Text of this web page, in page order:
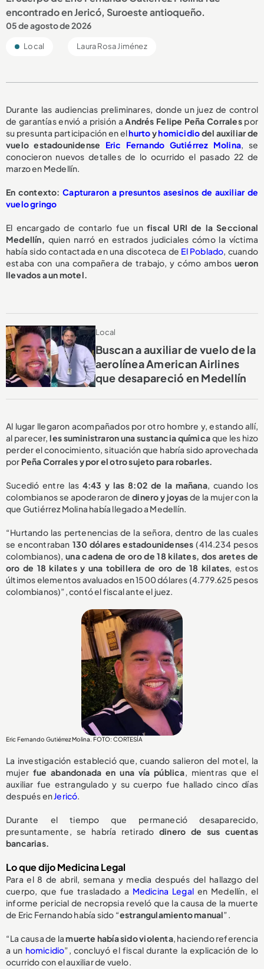
encontrado en Jericó, Suroeste antioqueño.
05 de agosto de 2026
Local Laura Rosa Jiménez
Durante las audiencias preliminares, donde un juez de control
de garantías envió a prisión aAndrés Felipe Peña Corralespor
su presunta participación en elhurtoyhomicidiodel auxiliar de
vuelo estadounidense Eric Fernando Gutiérrez Molina, se
conocieron nuevos detalles de lo ocurrido el pasado 22 de
marzo en Medellín.
En contexto: Capturaron a presuntos asesinos de auxiliar de
vuelo gringo
El encargado de contarlo fue unfiscal URI de la Seccional
Medellín, quien narró en estrados judiciales cómo la víctima
había sido contactada en una discoteca de El Poblado, cuando
estaba con una compañera de trabajo, y cómo ambos ueron
llevados a un motel.
Local
Buscan a auxiliar de vuelo de la
aerolínea American Airlines
que desapareció en Medellín
Al lugar llegaron acompañados por otro hombre y, estando allí,
al parecer,les suministraron una sustancia químicaque les hizo
perder el conocimiento, situación que habría sido aprovechada
por Peña Corrales y por el otro sujeto para robarles.
Sucedió entre las 4:43 y las 8:02 de la mañana, cuando los
colombianos se apoderaron dedinero y joyasde la mujer con la
que Gutiérrez Molina había llegado a Medellín.
“Hurtando las pertenencias de la señora, dentro de las cuales
se encontraban 130 dólares estadounidenses (414.234 pesos
colombianos),una cadena de oro de 18 kilates, dos aretes de
oro de 18 kilates y una tobillera de oro de 18 kilates, estos
últimos elementos avaluados en 1500 dólares (4.779.625 pesos
colombianos)”, contó el fiscal ante el juez.
Eric Fernando Gutiérrez Molina. FOTO: CORTESÍA
La investigación estableció que, cuando salieron del motel, la
mujer fue abandonada en una vía pública, mientras que el
auxiliar fue estrangulado y su cuerpo fue hallado cinco días
después enJericó.
Durante el tiempo que permaneció desaparecido,
presuntamente, se habría retirado dinero de sus cuentas
bancarias.
Lo que dijo Medicina Legal
Para el 8 de abril, semana y media después del hallazgo del
cuerpo, que fue trasladado a Medicina Legal en Medellín, el
informe pericial de necropsia reveló que la causa de la muerte
de Eric Fernando había sido “estrangulamiento manual”.
“La causa de lamuerte había sido violenta, haciendo referencia
a un homicidio”, concluyó el fiscal durante la explicación de lo
ocurrido con el auxiliar de vuelo.